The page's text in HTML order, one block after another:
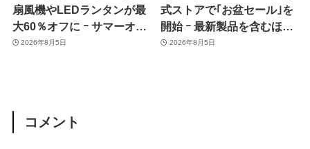
扇風機やLEDランタンが最
大60％オフに ｰ サマーオフ
ァーのセール開催中
2026年8月5日
式ストアで｢お盆セール｣を
開始 ｰ 最新製品を含むほぼ
全品が最大54％オフに
2026年8月5日
コメント